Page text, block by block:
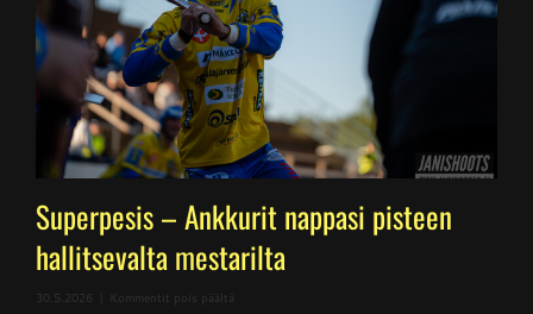
Superpesis – Ankkurit nappasi pisteen
hallitsevalta mestarilta
30.5.2026 Kommentit pois päältä